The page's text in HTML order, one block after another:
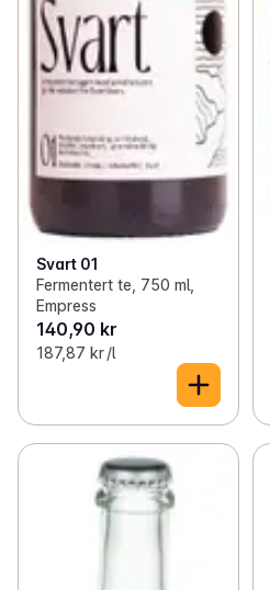
Svart 01
Fermentert te, 750 ml,
Empress
140,90 kr
187,87 kr /l